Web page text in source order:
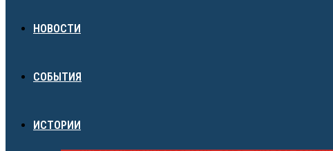
НОВОСТИ
СОБЫТИЯ
ИСТОРИИ